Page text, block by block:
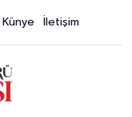
Künye İletişim